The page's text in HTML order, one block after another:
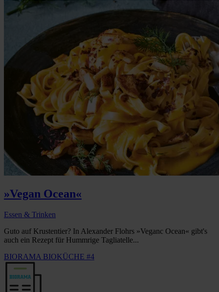
»Vegan Ocean«
Essen & Trinken
Guto auf Krustentier? In Alexander Flohrs »Veganc Ocean« gibt's
auch ein Rezept für Hummrige Tagliatelle...
BIORAMA BIOKÜCHE #4